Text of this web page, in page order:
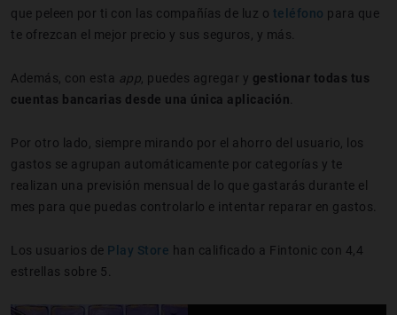
que peleen por ti con las compañías de luz o teléfono para que
te ofrezcan el mejor precio y sus seguros, y más.
Además, con esta app , puedes agregar y gestionar todas tus
cuentas bancarias desde una única aplicación
Por otro lado, siempre mirando por el ahorro del usuario, los
gastos se agrupan automáticamente por categorías y te
realizan una previsión mensual de lo que gastarás durante el
mes para que puedas controlarlo e intentar reparar en gastos.
Los usuarios de Play Store han calificado a Fintonic con 4,4
estrellas sobre 5.